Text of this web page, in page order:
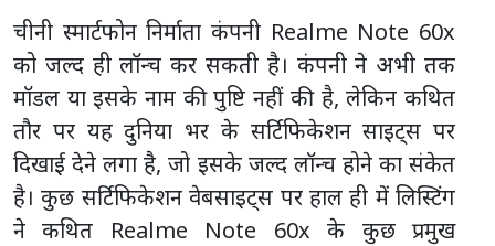
चीनी स्मार्टफोन निर्माता कंपनी Realme Note 60x
को जल्द ही लॉन्च कर सकती है। कंपनी ने अभी तक
मॉडल या इसके नाम की पुष्टि नहीं की है, लेकिन कथित
तौर पर यह दुनिया भर के सर्टिफिकेशन साइट्स पर
दिखाई देने लगा है, जो इसके जल्द लॉन्च होने का संकेत
है। कुछ सर्टिफिकेशन वेबसाइट्स पर हाल ही में लिस्टिंग
ने कथित Realme Note 60x के कुछ प्रमुख